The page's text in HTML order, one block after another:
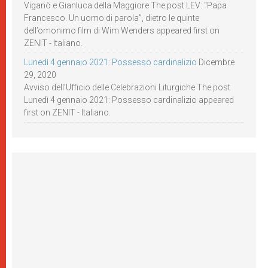
Viganò e Gianluca della Maggiore The post LEV: “Papa
Francesco. Un uomo di parola”, dietro le quinte
dell’omonimo film di Wim Wenders appeared first on
ZENIT - Italiano.
Lunedì 4 gennaio 2021: Possesso cardinalizio Dicembre
29, 2020
Avviso dell’Ufficio delle Celebrazioni Liturgiche The post
Lunedì 4 gennaio 2021: Possesso cardinalizio appeared
first on ZENIT - Italiano.